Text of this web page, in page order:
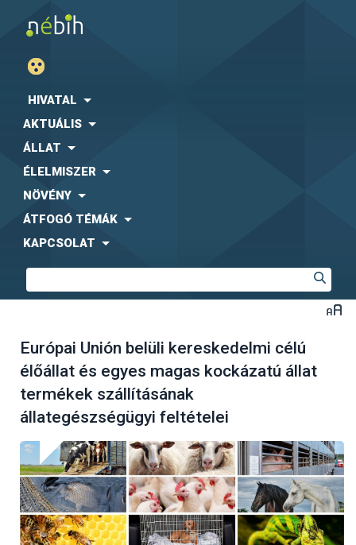
HIVATAL
AKTUÁLIS
ÁLLAT
ÉLELMISZER
NÖVÉNY
ÁTFOGÓ TÉMÁK
KAPCSOLAT
Európai Unión belüli kereskedelmi célú
élőállat és egyes magas kockázatú állat
termékek szállításának
állategészségügyi feltételei